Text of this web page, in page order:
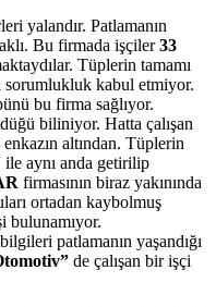
yalandır. Patlamanın
Bu firmada işçiler33
Tüplerin tamamı
sorumlukluk kabul etmiyor.
bu firma sağlıyor.
biliniyor. Hatta çalışan
enkazın altından. Tüplerin
ile aynı anda getirilip
firmasının biraz yakınında
ortadan kaybolmuş
bulunamıyor.
patlamanın yaşandığı
de çalışan bir işçi